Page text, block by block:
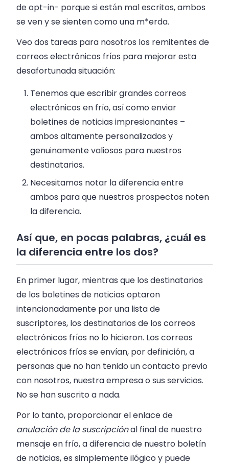
de opt-in- porque si están mal escritos, ambos
se ven y se sienten como una m*erda.
Veo dos tareas para nosotros los remitentes de
correos electrónicos fríos para mejorar esta
desafortunada situación:
Tenemos que escribir grandes correos
electrónicos en frío, así como enviar
boletines de noticias impresionantes –
ambos altamente personalizados y
genuinamente valiosos para nuestros
destinatarios.
Necesitamos notar la diferencia entre
ambos para que nuestros prospectos noten
la diferencia.
Así que, en pocas palabras, ¿cuál es
la diferencia entre los dos?
En primer lugar, mientras que los destinatarios
de los boletines de noticias optaron
intencionadamente por una lista de
suscriptores, los destinatarios de los correos
electrónicos fríos no lo hicieron. Los correos
electrónicos fríos se envían, por definición, a
personas que no han tenido un contacto previo
con nosotros, nuestra empresa o sus servicios.
No se han suscrito a nada.
Por lo tanto, proporcionar el enlace de
anulación de la suscripciónal final de nuestro
mensaje en frío, a diferencia de nuestro boletín
de noticias, es simplemente ilógico y puede